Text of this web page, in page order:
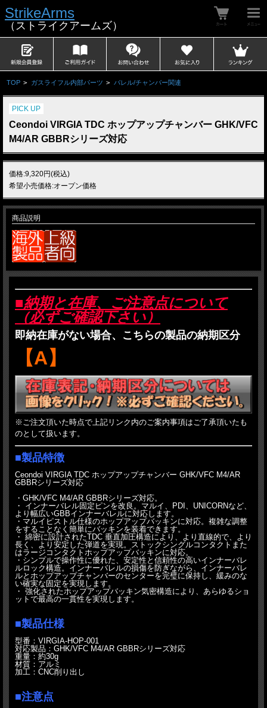
StrikeArms
（ストライクアームズ）
TOP > ガスライフル内部パーツ > バレル/チャンバー関連
PICK UP
Ceondoi VIRGIA TDC ホップアップチャンバー GHK/VFC
M4/AR GBBRシリーズ対応
価格:9,320円(税込)
希望小売価格:オープン価格
商品説明
■納期と在庫、ご注意点について
（必ずご確認下さい）
即納在庫がない場合、こちらの製品の納期区分
【A】
※ご注文頂いた時点で上記リンク内のご案内事項はご了承頂いたも
のとして扱います。
■製品特徴
Ceondoi VIRGIA TDC ホップアップチャンバー GHK/VFC M4/AR
GBBRシリーズ対応
・GHK/VFC M4/AR GBBRシリーズ対応。
・ インナーバレル固定ピンを改良。マルイ、PDI、UNICORNなど、
より幅広いGBBインナーバレルに対応します。
・マルイピストル仕様のホップアップバッキンに対応。複雑な調整
をすることなく簡単にバッキンを装着できます。
・ 綿密に設計されたTDC 垂直加圧構造により、より直線的で、より
長く、より安定した弾道を実現。ストックシングルコンタクトまた
はラージコンタクトホップアップバッキンに対応。
・シンプルで操作性に優れた、安定性と信頼性の高いインナーバレ
ルロック構造。インナーバレルの損傷を防ぎながら、インナーバレ
ルとホップアップチャンバーのセンターを完璧に保持し、緩みのな
い確実な固定を実現します。
・ 強化されたホップアップバッキン気密構造により、あらゆるショ
ットで最高の一貫性を実現します。
■製品仕様
型番：VIRGIA-HOP-001
対応製品：GHK/VFC M4/AR GBBRシリーズ対応
重量：約30g
材質：アルミ
加工：CNC削り出し
■注意点